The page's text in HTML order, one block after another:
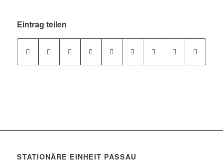
Eintrag teilen
STATIONÄRE EINHEIT PASSAU